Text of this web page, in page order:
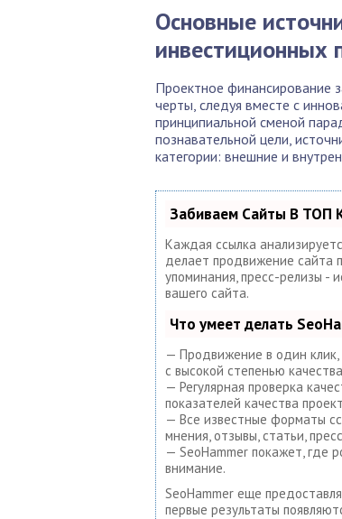
Основные
инвестиционных
Проектное финансирование
черты, следуя вместе с
принципиальной сменой
познавательной цели,
категории: внешние и
Забиваем Сайты В ТОП
Каждая ссылка
делает продвижение сайта
упоминания, пресс-релизы -
вашего сайта.
Что умеет делать
— Продвижение в один клик,
с высокой степенью
— Регулярная проверка
показателей качества
— Все известные форматы
мнения, отзывы, статьи,
— SeoHammer покажет, где
внимание.
SeoHammer еще
первые результаты